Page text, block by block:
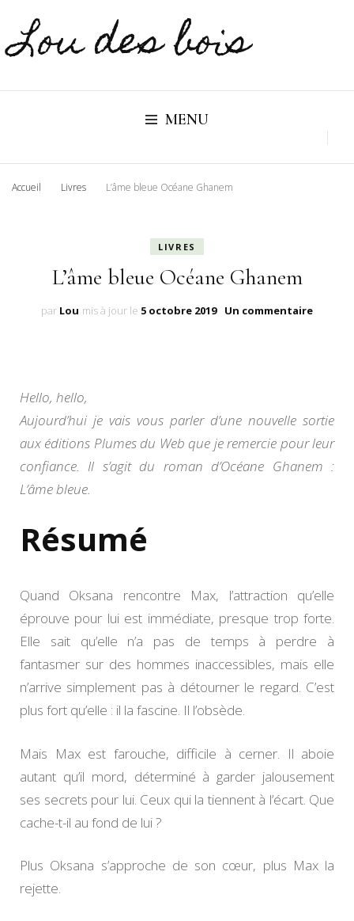
Lou des bois
MENU
Accueil Livres L’âme bleue Océane Ghanem
LIVRES
L’âme bleue Océane Ghanem
par Lou mis à jour le 5 octobre 2019 Un commentairesur
Hello, hello,
Aujourd’hui je vais vous parler d’une nouvelle sortie
aux éditions Plumes du Web que je remercie pour leur
confiance. Il s’agit du roman d’Océane Ghanem :
L’âme bleue.
Résumé
Quand Oksana rencontre Max, l’attraction qu’elle
éprouve pour lui est immédiate, presque trop forte.
Elle sait qu’elle n’a pas de temps à perdre à
fantasmer sur des hommes inaccessibles, mais elle
n’arrive simplement pas à détourner le regard. C’est
plus fort qu’elle : il la fascine. Il l’obsède.
Mais Max est farouche, difficile à cerner. Il aboie
autant qu’il mord, déterminé à garder jalousement
ses secrets pour lui. Ceux qui la tiennent à l’écart. Que
cache-t-il au fond de lui ?
Plus Oksana s’approche de son cœur, plus Max la
rejette.